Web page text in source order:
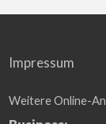
Impressum
Weitere Online-